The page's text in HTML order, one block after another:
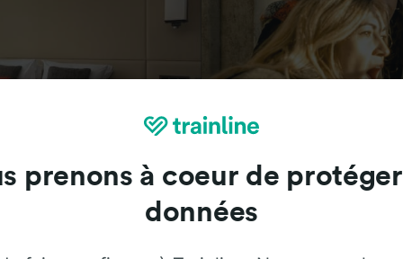
Attractions
prenons à coeur de
données